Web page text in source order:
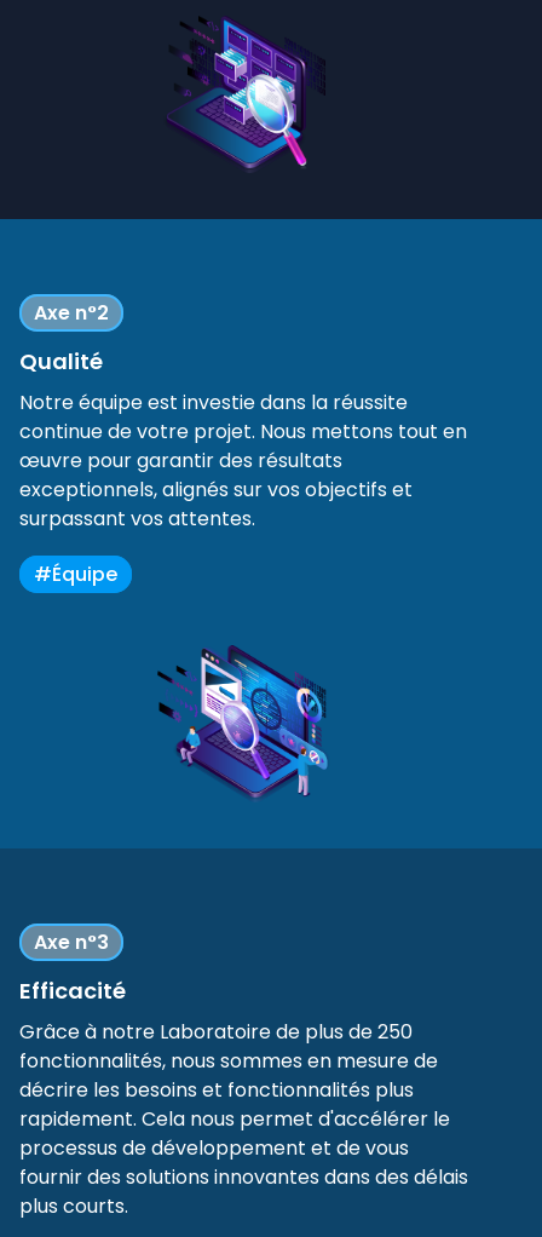
Axe n°2
Qualité
Notre équipe est investie dans la réussite
continue de votre projet. Nous mettons tout en
œuvre pour garantir des résultats
exceptionnels, alignés sur vos objectifs et
surpassant vos attentes.
#Équipe
Axe n°3
Efficacité
Grâce à notre Laboratoire de plus de 250
fonctionnalités, nous sommes en mesure de
décrire les besoins et fonctionnalités plus
rapidement. Cela nous permet d'accélérer le
processus de développement et de vous
fournir des solutions innovantes dans des délais
plus courts.